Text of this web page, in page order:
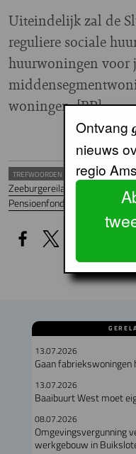
Uiteindelijk zal de
reguliere sociale
huurwoningen voor
woningen. [BP]
TREFWOORDEN
Zeeburgereiland Sociale huur
Pensioenfonds / belegger
13.07.2026
Gaan
13.07.2026
Baaibuurt West moet
08.07.2026
Omgevingsvergunning
werkgebouw in
Ontvang
nieuws
regio